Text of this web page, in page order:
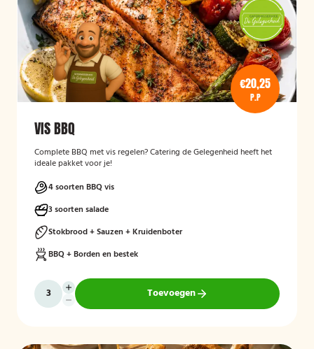
€20,25
P.P
VIS BBQ
Complete BBQ met vis regelen? Catering de Gelegenheid heeft het
ideale pakket voor je!
4 soorten BBQ vis
3 soorten salade
Stokbrood + Sauzen + Kruidenboter
BBQ + Borden en bestek
Toevoegen